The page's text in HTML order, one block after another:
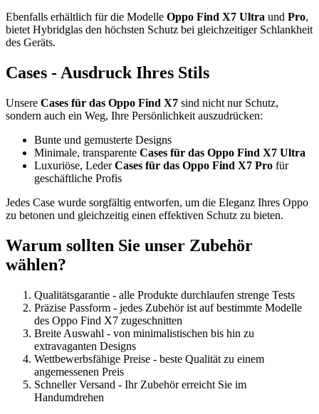
Ebenfalls erhältlich für die Modelle Oppo Find X7 Ultra und Pro,
bietet Hybridglas den höchsten Schutz bei gleichzeitiger Schlankheit
des Geräts.
Cases - Ausdruck Ihres Stils
Unsere Cases für das Oppo Find X7 sind nicht nur Schutz,
sondern auch ein Weg, Ihre Persönlichkeit auszudrücken:
Bunte und gemusterte Designs
Minimale, transparente Cases für das Oppo Find X7 Ultra
Luxuriöse, LederCases für das Oppo Find X7 Pro für
geschäftliche Profis
Jedes Case wurde sorgfältig entworfen, um die Eleganz Ihres Oppo
zu betonen und gleichzeitig einen effektiven Schutz zu bieten.
Warum sollten Sie unser Zubehör
wählen?
Qualitätsgarantie - alle Produkte durchlaufen strenge Tests
Präzise Passform - jedes Zubehör ist auf bestimmte Modelle
des Oppo Find X7 zugeschnitten
Breite Auswahl - von minimalistischen bis hin zu
extravaganten Designs
Wettbewerbsfähige Preise - beste Qualität zu einem
angemessenen Preis
Schneller Versand - Ihr Zubehör erreicht Sie im
Handumdrehen